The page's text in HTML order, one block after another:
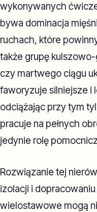
wykonywanych
bywa dominacja
ruchach, które
także grupę
czy martwego ciągu
faworyzuje silniejsze i
odciążając przy tym
pracuje na pełnych
jedynie rolę
Rozwiązanie tej
izolacji i
wielostawowe mogą